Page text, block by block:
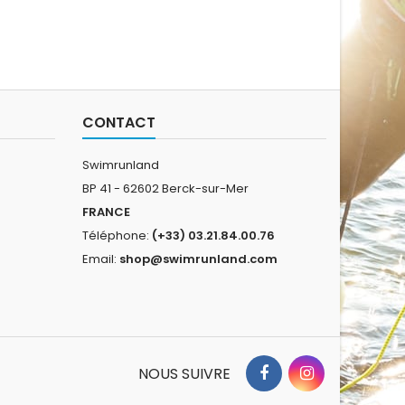
CONTACT
Swimrunland
BP 41 - 62602 Berck-sur-Mer
FRANCE
Téléphone: (+33) 03.21.84.00.76
Email: shop@swimrunland.com
NOUS SUIVRE